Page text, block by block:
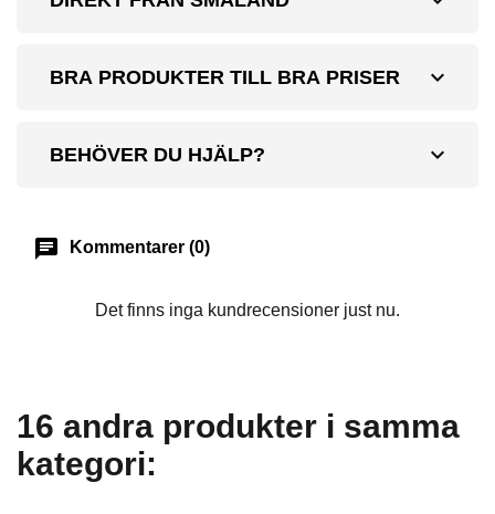
expand_more
BRA PRODUKTER TILL BRA PRISER
expand_more
BEHÖVER DU HJÄLP?
chat Kommentarer (0)
Det finns inga kundrecensioner just nu.
16 andra produkter i samma
kategori: